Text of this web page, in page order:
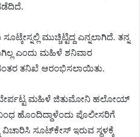
ಮುಚ್ಚಿಟ್ಟಿದ್ದ ಎನ್ನಲಾಗಿದೆ. ತನ್ನ
ಎಂದು ಮಹಿಳೆ ಶನಿವಾರ
ತನಿಖೆ ಆರಂಭಿಸಲಾಯಿತು.
ಮಹಿಳೆ ಜಿತುಮೋನಿ ಹಲೋಯ್
ಹೊಂದಿದ್ದಾಳೆಂದು ಪೊಲೀಸರಿಗೆ
ಸೂಟ್‌ಕೇಸ್ ಇರುವ ಸ್ಥಳಕ್ಕೆ